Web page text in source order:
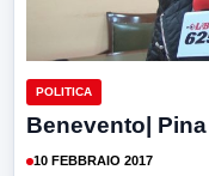
POLITICA
Benevento|
10 FEBBRAIO 2017